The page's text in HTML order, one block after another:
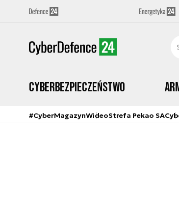
Cyberbezpieczeństwo
#CyberMagazynWideoStrefa Pekao SA